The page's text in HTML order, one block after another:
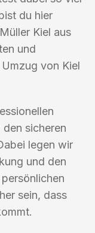
du hier
Kiel aus
und
von Kiel
sicheren
legen wir
und den
sein, dass